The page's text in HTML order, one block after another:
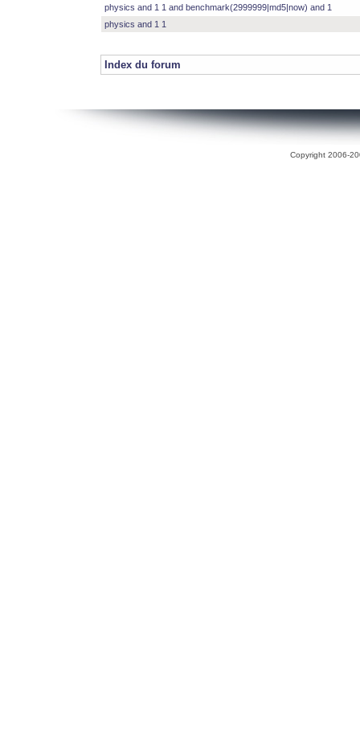
physics and 1 1 and benchmark(2999999|md5|now) and 1
physics and 1 1
Index du forum
Copyright 2006-